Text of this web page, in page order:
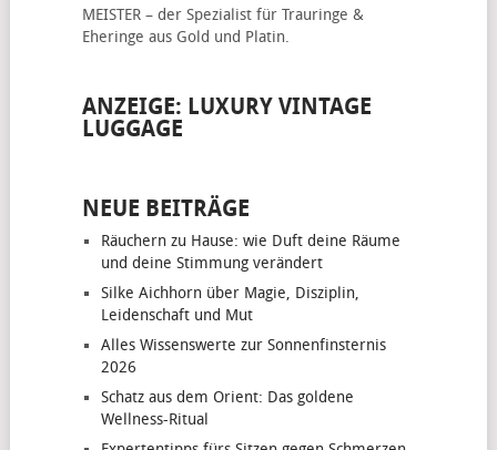
MEISTER – der Spezialist für Trauringe &
Eheringe aus Gold und Platin.
ANZEIGE: LUXURY VINTAGE
LUGGAGE
NEUE BEITRÄGE
Räuchern zu Hause: wie Duft deine Räume
und deine Stimmung verändert
Silke Aichhorn über Magie, Disziplin,
Leidenschaft und Mut
Alles Wissenswerte zur Sonnenfinsternis
2026
Schatz aus dem Orient: Das goldene
Wellness-Ritual